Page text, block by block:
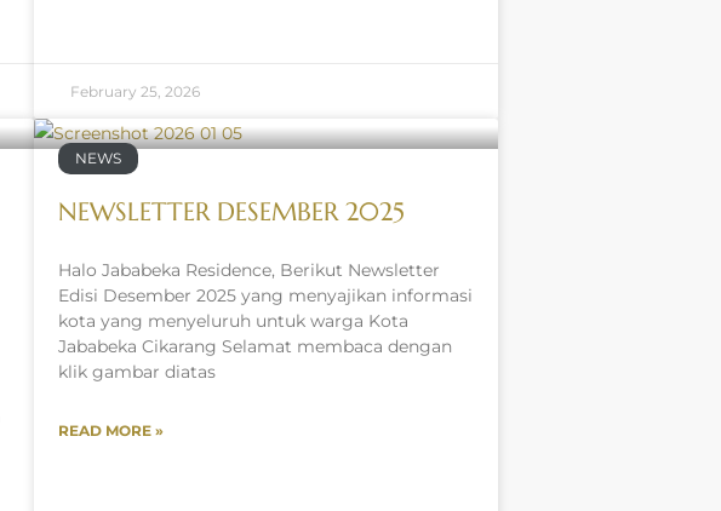
February 25, 2026
NEWS
NEWSLETTER DESEMBER 2025
Halo Jababeka Residence, Berikut Newsletter
Edisi Desember 2025 yang menyajikan informasi
kota yang menyeluruh untuk warga Kota
Jababeka Cikarang Selamat membaca dengan
klik gambar diatas
READ MORE »